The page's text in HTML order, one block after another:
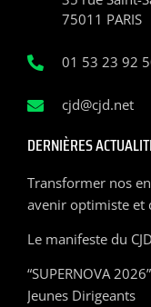
75011 PARIS
01 53 23 92
cjd@cjd.net
DERNIÈRES
Transformer nos
avenir optimiste et
Le manifeste du
“SUPERNOVA
Jeunes Dirigeants